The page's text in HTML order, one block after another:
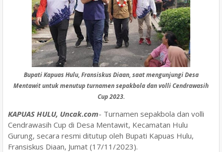
Bupati Kapuas Hulu, Fransiskus Diaan, saat mengunjungi Desa
Mentawit untuk menutup turnamen sepakbola dan volli Cendrawasih
Cup 2023.
KAPUAS HULU, Uncak.com- Turnamen sepakbola dan volli
Cendrawasih Cup di Desa Mentawit, Kecamatan Hulu
Gurung, secara resmi ditutup oleh Bupati Kapuas Hulu,
Fransiskus Diaan, Jumat (17/11/2023).